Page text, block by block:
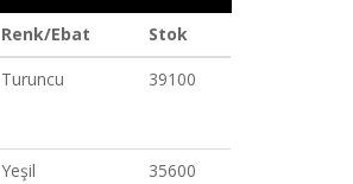
Renk/Ebat
Stok
Turuncu 39100
Yeşil 35600